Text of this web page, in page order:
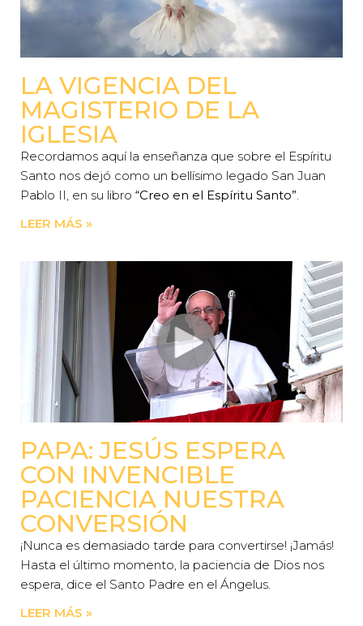
LA VIGENCIA DEL
MAGISTERIO DE LA
IGLESIA
Recordamos aquí la enseñanza que sobre el Espíritu
Santo nos dejó como un bellísimo legado San Juan
Pablo II, en su libro “Creo en el Espíritu Santo”.
LEER MÁS »
PAPA: JESÚS ESPERA
CON INVENCIBLE
PACIENCIA NUESTRA
CONVERSIÓN
¡Nunca es demasiado tarde para convertirse! ¡Jamás!
Hasta el último momento, la paciencia de Dios nos
espera, dice el Santo Padre en el Ángelus.
LEER MÁS »